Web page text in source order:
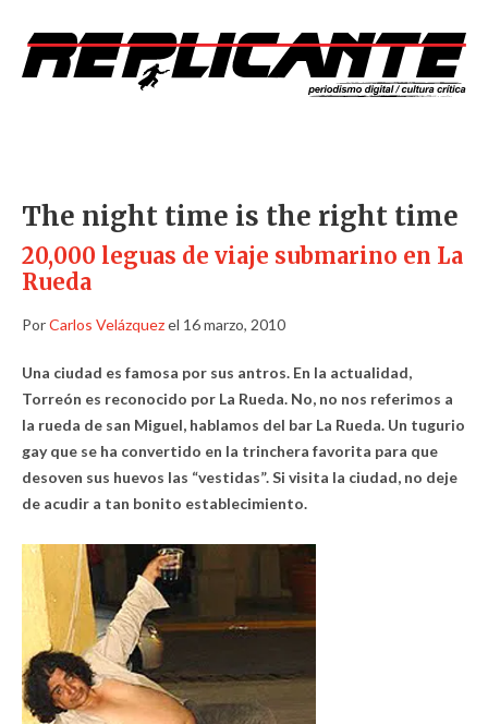
The night time is the right time
20,000 leguas de viaje submarino en La
Rueda
PorCarlos Velázquezel 16 marzo, 2010
Una ciudad es famosa por sus antros. En la actualidad,
Torreón es reconocido por La Rueda. No, no nos referimos a
la rueda de san Miguel, hablamos del bar La Rueda. Un tugurio
gay que se ha convertido en la trinchera favorita para que
desoven sus huevos las “vestidas”. Si visita la ciudad, no deje
de acudir a tan bonito establecimiento.